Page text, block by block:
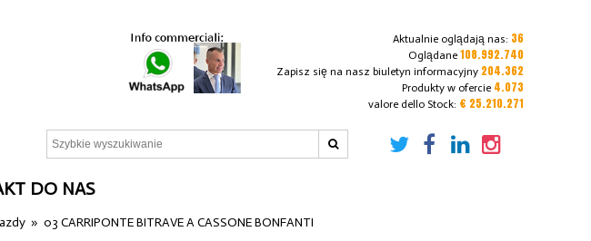
Aktualnie oglądają nas: 36
Oglądane 108.992.740
Zapisz się na nasz biuletyn informacyjny 204.362
Produkty w ofercie 4.073
valore dello Stock: € 25.210.271
DO NAS
»03 CARRIPONTE BITRAVE A CASSONE BONFANTI